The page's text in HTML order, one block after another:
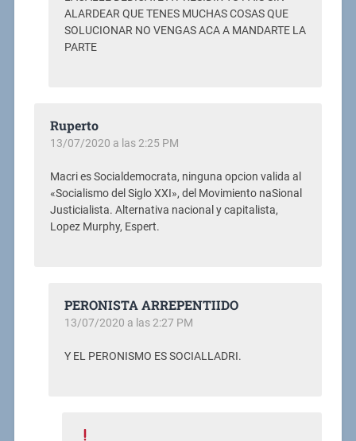
ALARDEAR QUE TENES MUCHAS COSAS QUE
SOLUCIONAR NO VENGAS ACA A MANDARTE LA
PARTE
Ruperto
13/07/2020 a las 2:25 PM
Macri es Socialdemocrata, ninguna opcion valida al
«Socialismo del Siglo XXI», del Movimiento naSional
Justicialista. Alternativa nacional y capitalista,
Lopez Murphy, Espert.
PERONISTA ARREPENTIIDO
13/07/2020 a las 2:27 PM
Y EL PERONISMO ES SOCIALLADRI.